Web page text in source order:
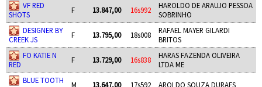
VF RED
SHOTS
F 13.847,00 16s992
HAROLDO DE ARAUJO PESSOA
SOBRINHO
DESIGNER BY
CREEK JS
F 13.795,00 18s008
RAFAEL MAYER GILARDI
BRITOS
FO KATIE N
RED
F 13.729,00 16s838
HARAS FAZENDA OLIVEIRA
LTDA ME
BLUE TOOTH
M 13.647,00 17s592 AROLDO SOUZA DURAES